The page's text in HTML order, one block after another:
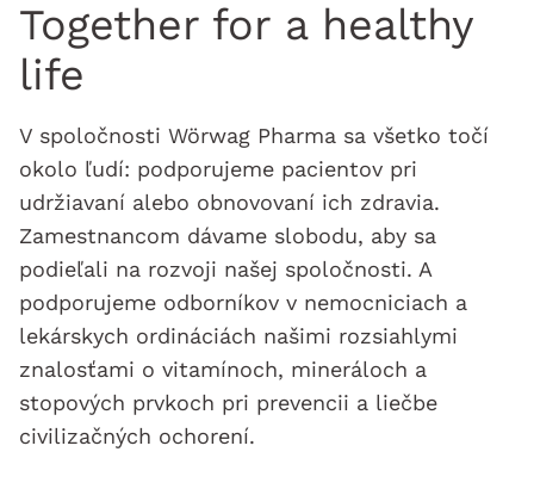
Together for a healthy
life
V spoločnosti Wörwag Pharma sa všetko točí
okolo ľudí: podporujeme pacientov pri
udržiavaní alebo obnovovaní ich zdravia.
Zamestnancom dávame slobodu, aby sa
podieľali na rozvoji našej spoločnosti. A
podporujeme odborníkov v nemocniciach a
lekárskych ordináciách našimi rozsiahlymi
znalosťami o vitamínoch, mineráloch a
stopových prvkoch pri prevencii a liečbe
civilizačných ochorení.